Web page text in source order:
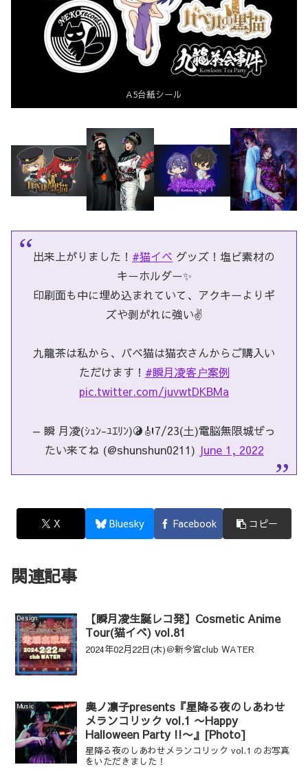
A5台紙シール
出来上がりました！ #猫イベ グッズ！塩ビ素材の
キーホルダー✨
印刷面も中に埋め込まれていて、アクキーよりギ
ズや剥がれに強い✌️
九龍茶は私から、バベ猫は猫衣さんからご購入い
ただけます！ #瞬月凌客户案例
pic.twitter.com/juvwtDKBMa
— 瞬 月凌(ｼｭﾝ-ﾕｴﾘﾝ)☯️🎻7/23(土)電脳無限城ぜっ
たい来てね (@shunshun0211) June 1, 2022
X Bluesky Facebook コピー
関連記事
Design
【瞬月凌生誕レコ発】Cosmetic Anime
Tour(猫イベ) vol.81
2024年02月22日(木)＠新今宮club WATER
Music
奥ノ凛子presents『星降る夜のしあわせ
メランコリック vol.1 〜Happy
Halloween Party !!〜』[Photo]
星降る夜のしあわせメランコリック vol.1 のお写真
をいただきました！